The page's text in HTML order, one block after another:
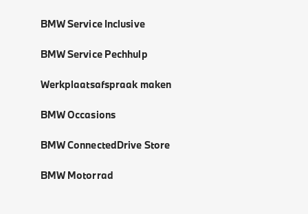
BMW Service Inclusive
BMW Service Pechhulp
Werkplaatsafspraak maken
BMW Occasions
BMW ConnectedDrive Store
BMW Motorrad